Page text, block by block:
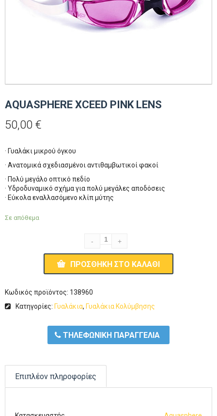
AQUASPHERE XCEED PINK LENS
50,00 €
· Γυαλάκι μικρού όγκου
· Ανατομικά σχεδιασμένοι αντιθαμβωτικοί φακοί
· Πολύ μεγάλο οπτικό πεδίο
· Υδροδυναμικό σχήμα για πολύ μεγάλες αποδόσεις
· Εύκολα εναλλασόμενο κλίπ μύτης
Σε απόθεμα
ΠΡΟΣΘΉΚΗ ΣΤΟ ΚΑΛΆΘΙ
Κωδικός προϊόντος: 138960
Κατηγορίες: Γυαλάκια, Γυαλάκια Κολύμβησης
ΤΗΛΕΦΩΝΙΚΗ ΠΑΡΑΓΓΕΛΙΑ
Επιπλέον πληροφορίες